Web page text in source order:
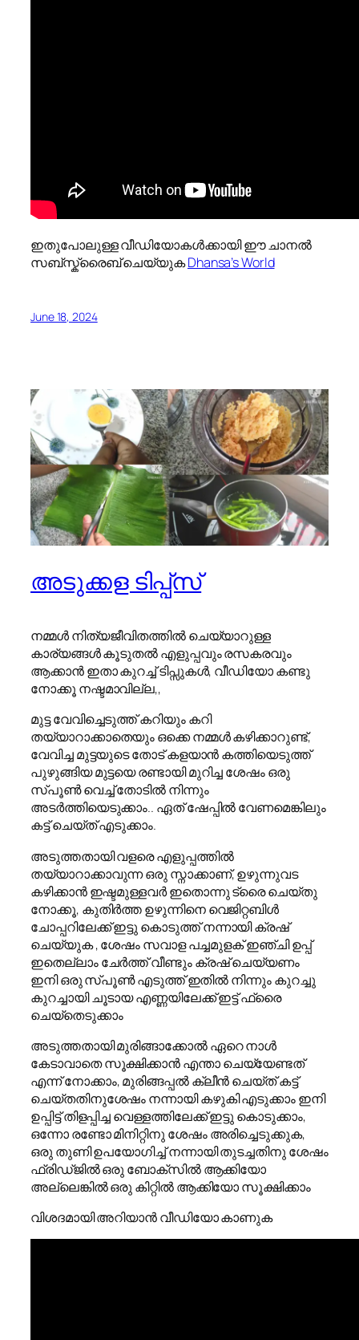
ഇതുപോലുള്ള വീഡിയോകൾക്കായി ഈ ചാനൽ
സബ്സ്ക്രൈബ് ചെയ്യുകDhansa’s World
June 18, 2024
അടുക്കള ടിപ്പ്സ്
നമ്മൾ നിത്യജീവിതത്തിൽ ചെയ്യാറുള്ള
കാര്യങ്ങൾ കൂടുതൽ എളുപ്പവും രസകരവും
ആക്കാൻ ഇതാ കുറച്ച് ടിപ്സുകൾ, വീഡിയോ കണ്ടു
നോക്കൂ നഷ്ടമാവില്ല,,
മുട്ട വേവിച്ചെടുത്ത് കറിയും കറി
തയ്യാറാക്കാതെയും ഒക്കെ നമ്മൾ കഴിക്കാറുണ്ട്,
വേവിച്ച മുട്ടയുടെ തോട് കളയാൻ കത്തിയെടുത്ത്
പുഴുങ്ങിയ മുട്ടയെ രണ്ടായി മുറിച്ച ശേഷം ഒരു
സ്പൂൺ വെച്ച് തോടിൽ നിന്നും
അടർത്തിയെടുക്കാം.. ഏത് ഷേപ്പിൽ വേണമെങ്കിലും
കട്ട് ചെയ്ത് എടുക്കാം.
അടുത്തതായി വളരെ എളുപ്പത്തിൽ
തയ്യാറാക്കാവുന്ന ഒരു സ്നാക്കാണ്, ഉഴുന്നുവട
കഴിക്കാൻ ഇഷ്ടമുള്ളവർ ഇതൊന്നു ട്രൈ ചെയ്തു
നോക്കൂ, കുതിർത്ത ഉഴുന്നിനെ വെജിറ്റബിൾ
ചോപ്പറിലേക്ക് ഇട്ടു കൊടുത്ത് നന്നായി ക്രഷ്
ചെയ്യുക , ശേഷം സവാള പച്ചമുളക് ഇഞ്ചി ഉപ്പ്
ഇതെല്ലാം ചേർത്ത് വീണ്ടും ക്രഷ് ചെയ്യണം
ഇനി ഒരു സ്പൂൺ എടുത്ത് ഇതിൽ നിന്നും കുറച്ചു
കുറച്ചായി ചൂടായ എണ്ണയിലേക്ക് ഇട്ട് ഫ്രൈ
ചെയ്തെടുക്കാം
അടുത്തതായി മുരിങ്ങാക്കോൽ ഏറെ നാൾ
കേടാവാതെ സൂക്ഷിക്കാൻ എന്താ ചെയ്യേണ്ടത്
എന്ന് നോക്കാം, മുരിങ്ങപ്പൽ ക്ലീൻ ചെയ്ത് കട്ട്
ചെയ്തതിനുശേഷം നന്നായി കഴുകി എടുക്കാം ഇനി
ഉപ്പിട്ട് തിളപ്പിച്ച വെള്ളത്തിലേക്ക് ഇട്ടു കൊടുക്കാം,
ഒന്നോ രണ്ടോ മിനിറ്റിനു ശേഷം അരിച്ചെടുക്കുക,
ഒരു തുണി ഉപയോഗിച്ച് നന്നായി തുടച്ചതിനു ശേഷം
ഫ്രിഡ്ജിൽ ഒരു ബോക്സിൽ ആക്കിയോ
അല്ലെങ്കിൽ ഒരു കിറ്റിൽ ആക്കിയോ സൂക്ഷിക്കാം
വിശദമായി അറിയാൻ വീഡിയോ കാണുക